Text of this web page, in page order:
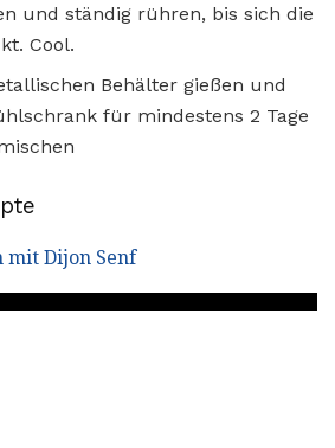
und ständig rühren, bis sich die
Cool.
Behälter gießen und
für mindestens 2 Tage
mit Dijon Senf